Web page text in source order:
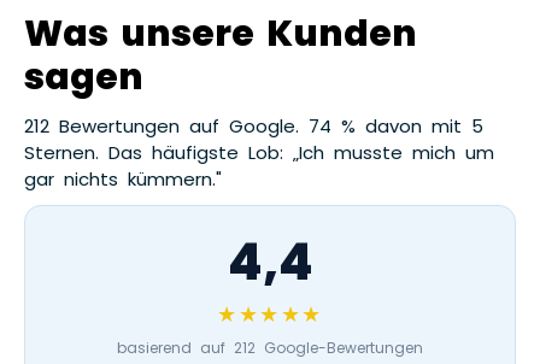
Was unsere Kunden
sagen
212 Bewertungen auf Google. 74 % davon mit 5
Sternen. Das häufigste Lob: „Ich musste mich um
gar nichts kümmern."
4,4
★★★★★
basierend auf 212 Google-Bewertungen